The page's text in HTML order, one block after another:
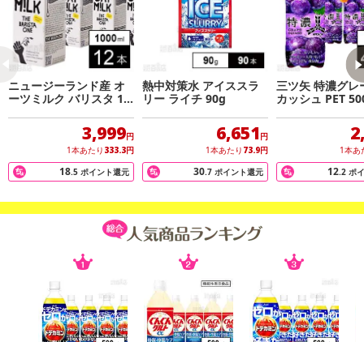
※パッケージ変更や商品リニューアル(成分など含む)等により、参考
の掲載画像や画像内のバーコードなど、お届け商品と多少異なる場
合がございます。
また、[新たな加工食品の原料原産地表示制度]の経過措置期間の終
了により、商品詳細内に記載の原産国・原材料の表記が旧表記の場
合がございます。
あらかじめご了承いただいた上でお申込みください。なお、本理由
によるお申込み後のキャンセル・返品交換は対応いたしかねます。
【お支払いについて】
※d払い、PayPay、au PAY、au PAY（auかんたん決済）、ソフトバ
ンクまとめて支払い、楽天ペイ、メルペイ、AEON Pay、Amazon
Payでお支払いの場合、決済のため外部サイトへ遷移します。
※予約商品は決済手段ごとに定められた決済期限日にお支払いを完
了することがございます。ご了承いただいたうえでお申し込みくだ
ニュージーランド産 オ
ーツミルク バリスタ 10
3,999円
1本あたり 333.3円
18.5 ポイント還元
熱中対策水 アイススラ
リー ライチ 90g
6,651 円
1本あたり 73.9円
30.7 ポイント還元
三ツ矢 特濃グレ
カッシュ PET
1本あ
12.2 ポ